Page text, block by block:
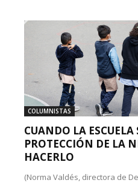
COLUMNISTAS
CUANDO LA ESCUELA
PROTECCIÓN DE LA
HACERLO
(Norma Valdés, directora de